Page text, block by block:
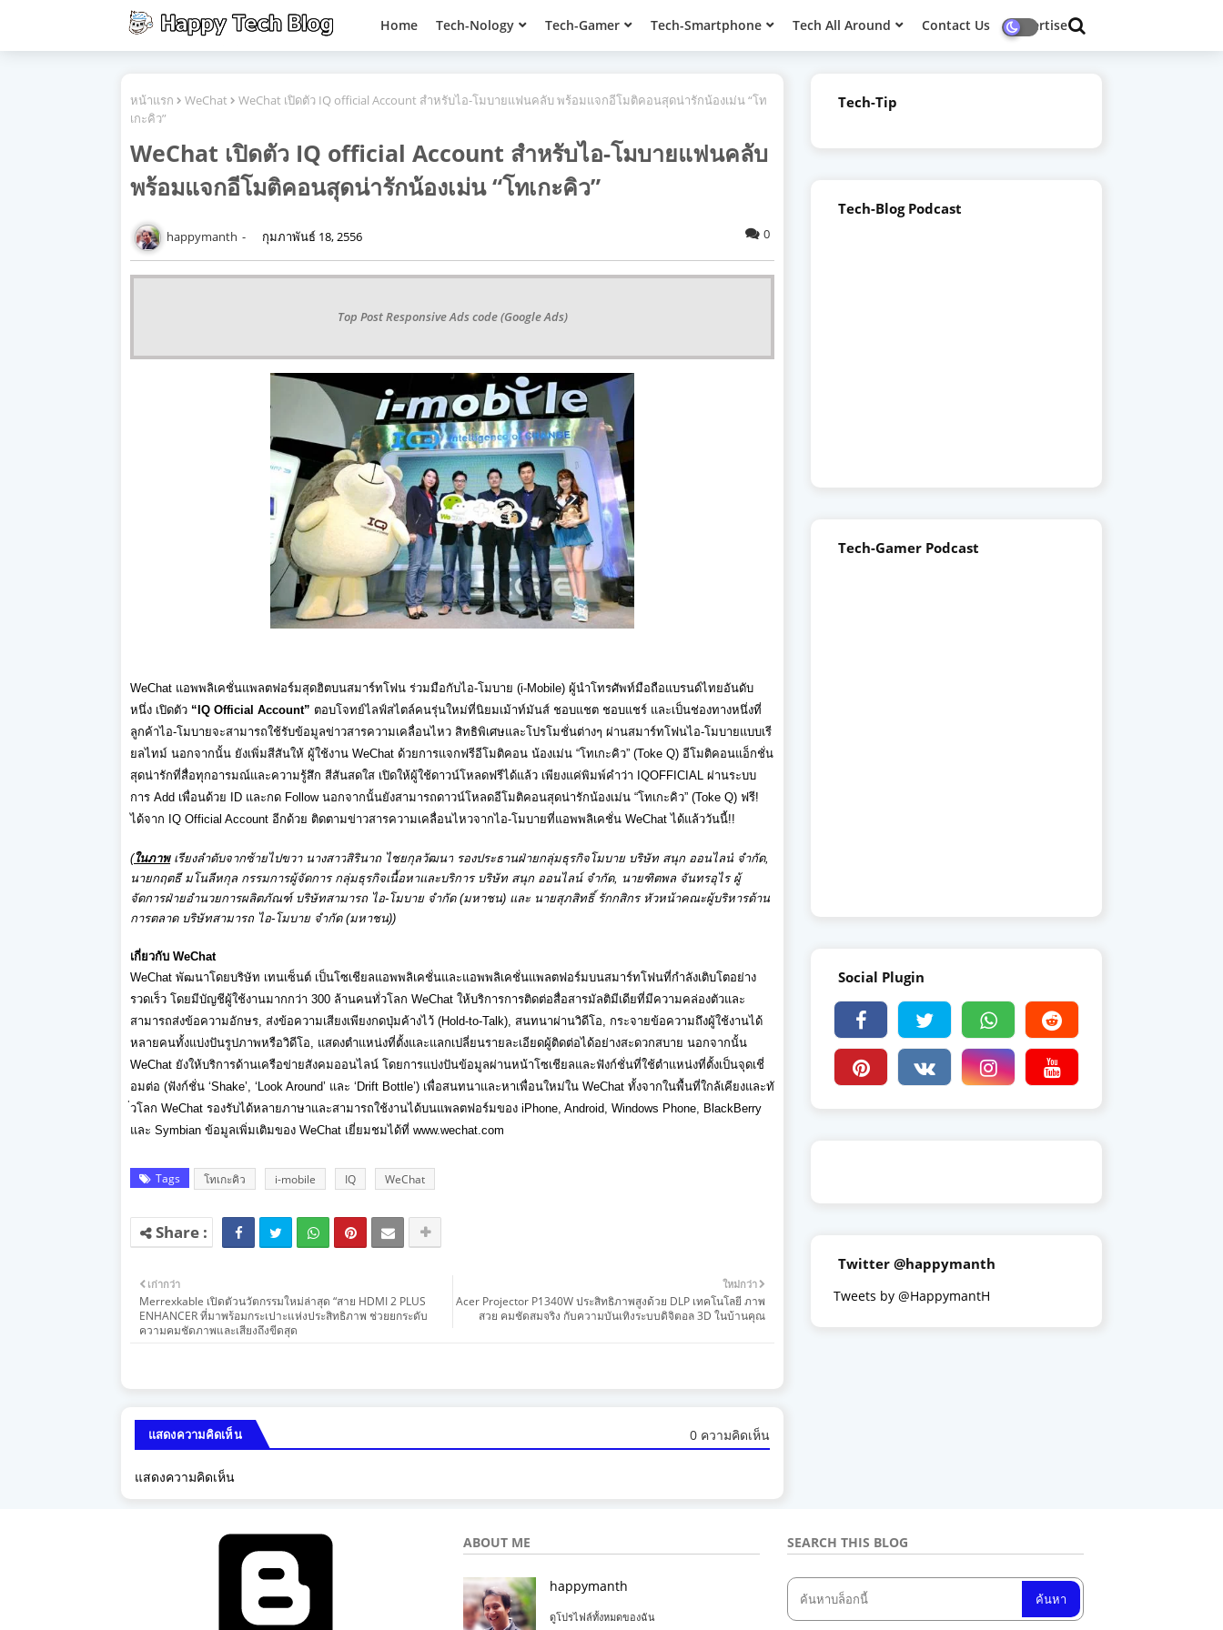
Home Tech-Nology Tech-Gamer Tech-Smartphone Tech All Around Contact Us Advertise
หน้าแรก WeChat
WeChat เปิดตัว IQ official Account สำหรับไอ-โมบายแฟนคลับ พร้อมแจกอีโมติคอนสุดน่ารักน้องเม่น “โท
เกะคิว”
WeChat เปิดตัว IQ official Account สำหรับไอ-โมบายแฟนคลับ
พร้อมแจกอีโมติคอนสุดน่ารักน้องเม่น “โทเกะคิว”
happymanth กุมภาพันธ์ 18, 2556 0
Top Post Responsive Ads code (Google Ads)
WeChat แอพพลิเคชั่นแพลตฟอร์มสุดฮิตบนสมาร์ทโฟน ร่วมมือกับไอ-โมบาย (i-Mobile) ผู้นำโทรศัพท์มือถือแบรนด์ไทยอันดับ
หนึ่ง เปิดตัว “IQ Official Account” ตอบโจทย์ไลฟ์สไตล์คนรุ่นใหม่ที่นิยมเม้าท์มันส์ ชอบแชต ชอบแชร์ และเป็นช่องทางหนึ่งที่
ลูกค้าไอ-โมบายจะสามารถใช้รับข้อมูลข่าวสารความเคลื่อนไหว สิทธิพิเศษและโปรโมชั่นต่างๆ ผ่านสมาร์ทโฟนไอ-โมบายแบบเรี
ยลไทม์ นอกจากนั้น ยังเพิ่มสีสันให้ ผู้ใช้งาน WeChat ด้วยการแจกฟรีอีโมติคอน น้องเม่น “โทเกะคิว” (Toke Q) อีโมติคอนแอ็กชั่น
สุดน่ารักที่สื่อทุกอารมณ์และความรู้สึก สีสันสดใส เปิดให้ผู้ใช้ดาวน์โหลดฟรีได้แล้ว เพียงแค่พิมพ์คำว่า IQOFFICIAL ผ่านระบบ
การ Add เพื่อนด้วย ID และกด Follow นอกจากนั้นยังสามารถดาวน์โหลดอีโมติคอนสุดน่ารักน้องเม่น “โทเกะคิว” (Toke Q) ฟรี!
ได้จาก IQ Official Account อีกด้วย ติดตามข่าวสารความเคลื่อนไหวจากไอ-โมบายที่แอพพลิเคชั่น WeChat ได้แล้ววันนี้!!
(ในภาพ เรียงลำดับจากซ้ายไปขวา นางสาวสิรินาถ ไชยกุลวัฒนา รองประธานฝ่ายกลุ่มธุรกิจโมบาย บริษัท สนุก ออนไลน์ จำกัด,
นายกฤตธี มโนลีหกุล กรรมการผู้จัดการ กลุ่มธุรกิจเนื้อหาและบริการ บริษัท สนุก ออนไลน์ จำกัด, นายฑิตพล จันทรอุไร ผู้
จัดการฝ่ายอำนวยการผลิตภัณฑ์ บริษัทสามารถ ไอ-โมบาย จำกัด (มหาชน) และ นายสุภสิทธิ์ รักกสิกร หัวหน้าคณะผู้บริหารด้าน
การตลาด บริษัทสามารถ ไอ-โมบาย จำกัด (มหาชน))
เกี่ยวกับ WeChat
WeChat พัฒนาโดยบริษัท เทนเซ็นต์ เป็นโซเชียลแอพพลิเคชั่นและแอพพลิเคชั่นแพลตฟอร์มบนสมาร์ทโฟนที่กำลังเติบโตอย่าง
รวดเร็ว โดยมีบัญชีผู้ใช้งานมากกว่า 300 ล้านคนทั่วโลก WeChat ให้บริการการติดต่อสื่อสารมัลติมีเดียที่มีความคล่องตัวและ
สามารถส่งข้อความอักษร, ส่งข้อความเสียงเพียงกดปุ่มค้างไว้ (Hold-to-Talk), สนทนาผ่านวิดีโอ, กระจายข้อความถึงผู้ใช้งานได้
หลายคนทั้งแบ่งปันรูปภาพหรือวิดีโอ, แสดงตำแหน่งที่ตั้งและแลกเปลี่ยนรายละเอียดผู้ติดต่อได้อย่างสะดวกสบาย นอกจากนั้น
WeChat ยังให้บริการด้านเครือข่ายสังคมออนไลน์ โดยการแบ่งปันข้อมูลผ่านหน้าโซเชียลและฟังก์ชั่นที่ใช้ตำแหน่งที่ตั้งเป็นจุดเชี่
อมต่อ (ฟังก์ชั่น ‘Shake’, ‘Look Around’ และ ‘Drift Bottle’) เพื่อสนทนาและหาเพื่อนใหม่ใน WeChat ทั้งจากในพื้นที่ใกล้เคียงและทั
่วโลก WeChat รองรับได้หลายภาษาและสามารถใช้งานได้บนแพลตฟอร์มของ iPhone, Android, Windows Phone, BlackBerry
และ Symbian ข้อมูลเพิ่มเติมของ WeChat เยี่ยมชมได้ที่ www.wechat.com
Tags โทเกะคิว i-mobile IQ WeChat
ใหม่กว่า
Acer Projector P1340W ประสิทธิภาพสูงด้วย DLP เทคโนโลยี ภาพ
สวย คมชัดสมจริง กับความบันเทิงระบบดิจิตอล 3D ในบ้านคุณ
เก่ากว่า
Merrexkable เปิดตัวนวัตกรรมใหม่ล่าสุด “สาย HDMI 2 PLUS
ENHANCER ที่มาพร้อมกระเปาะแห่งประสิทธิภาพ ช่วยยกระดับ
ความคมชัดภาพและเสียงถึงขีดสุด
แสดงความคิดเห็น 0 ความคิดเห็น
แสดงความคิดเห็น
Tech-Tip
Tech-Blog Podcast
Tech-Gamer Podcast
Social Plugin
Twitter @happymanth
Tweets by @HappymantH
ABOUT ME
happymanth
ดูโปรไฟล์ทั้งหมดของฉัน
SEARCH THIS BLOG